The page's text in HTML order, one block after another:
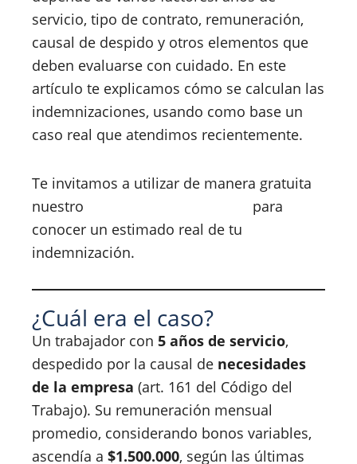
servicio, tipo de contrato, remuneración,
causal de despido y otros elementos que
deben evaluarse con cuidado. En este
artículo te explicamos cómo se calculan las
indemnizaciones, usando como base un
caso real que atendimos recientemente.
Te invitamos a utilizar de manera gratuita
nuestro
para
conocer un estimado real de tu
indemnización.
¿Cuál era el caso?
Un trabajador con 5 años de servicio,
despedido por la causal de necesidades
de la empresa (art. 161 del Código del
Trabajo). Su remuneración mensual
promedio, considerando bonos variables,
ascendía a $1.500.000, según las últimas